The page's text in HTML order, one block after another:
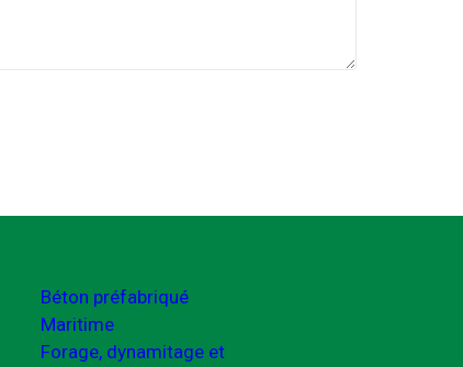
Béton préfabriqué
Maritime
Forage, dynamitage et